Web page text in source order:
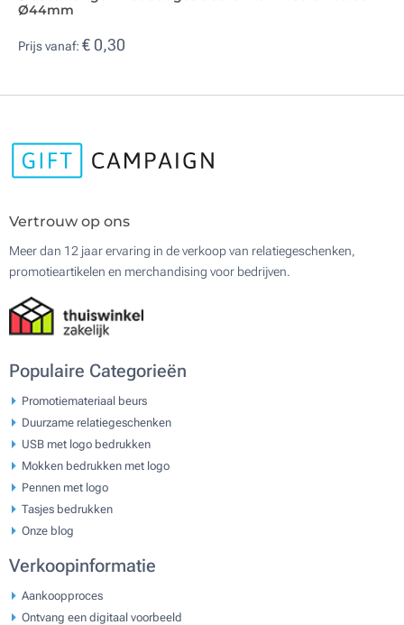
Ø44mm
Prijs vanaf: € 0,30
Vertrouw op ons
Meer dan 12 jaar ervaring in de verkoop van relatiegeschenken,
promotieartikelen en merchandising voor bedrijven.
Populaire Categorieën
Promotiemateriaal beurs
Duurzame relatiegeschenken
USB met logo bedrukken
Mokken bedrukken met logo
Pennen met logo
Tasjes bedrukken
Onze blog
Verkoopinformatie
Aankoopproces
Ontvang een digitaal voorbeeld